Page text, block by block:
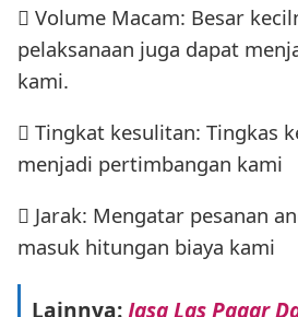
 Volume Macam: Besar
pelaksanaan juga dapat
kami.
 Tingkat kesulitan: Tingkas
menjadi pertimbangan kami
 Jarak: Mengatar pesanan
masuk hitungan biaya kami
Lainnya:Jasa Las Pagar